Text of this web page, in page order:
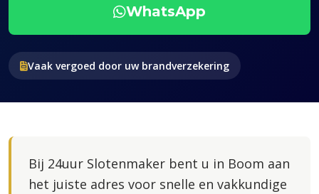
WhatsApp
Vaak vergoed door uw brandverzekering
Bij 24uur Slotenmaker bent u in Boom aan
het juiste adres voor snelle en vakkundige